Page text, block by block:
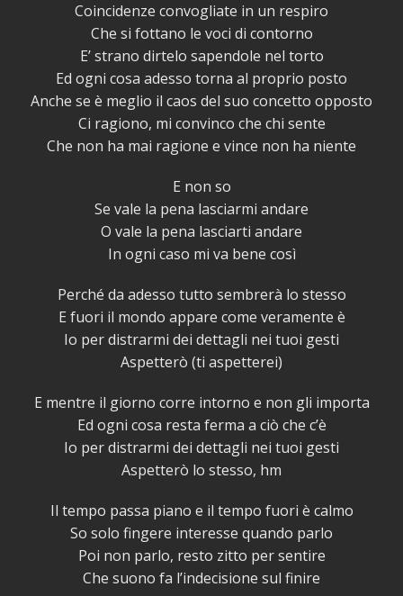
Coincidenze convogliate in un respiro
Che si fottano le voci di contorno
E’ strano dirtelo sapendole nel torto
Ed ogni cosa adesso torna al proprio posto
Anche se è meglio il caos del suo concetto opposto
Ci ragiono, mi convinco che chi sente
Che non ha mai ragione e vince non ha niente
E non so
Se vale la pena lasciarmi andare
O vale la pena lasciarti andare
In ogni caso mi va bene così
Perché da adesso tutto sembrerà lo stesso
E fuori il mondo appare come veramente è
Io per distrarmi dei dettagli nei tuoi gesti
Aspetterò (ti aspetterei)
E mentre il giorno corre intorno e non gli importa
Ed ogni cosa resta ferma a ciò che c’è
Io per distrarmi dei dettagli nei tuoi gesti
Aspetterò lo stesso, hm
Il tempo passa piano e il tempo fuori è calmo
So solo fingere interesse quando parlo
Poi non parlo, resto zitto per sentire
Che suono fa l’indecisione sul finire